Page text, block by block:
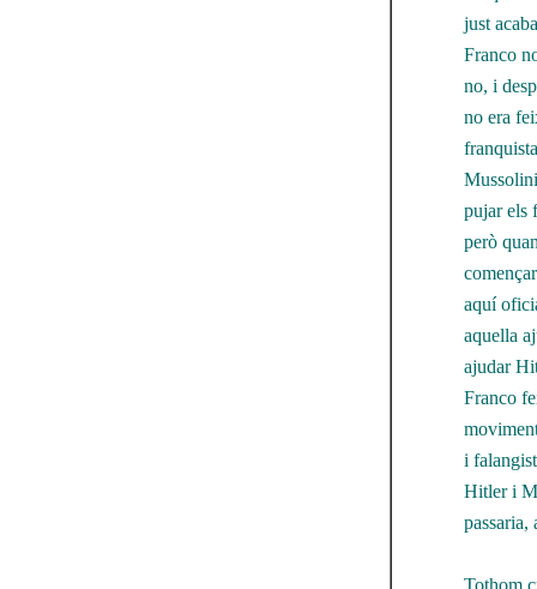
just
Franco
no, i
no era
pujar els
però
aquí
aquella
ajudar
Franco
i
Hitler i
Tothom